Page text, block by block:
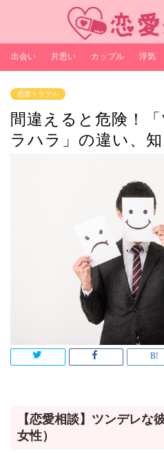
出会い 片思い カップル 浮気
恋愛トラブル
間違えると危険！
ラハラ」の違い、
【恋愛相談】ツンデレな
女性）